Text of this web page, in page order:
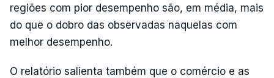
regiões com pior desempenho são, em média, mais
do que o dobro das observadas naquelas com
melhor desempenho.
O relatório salienta também que o comércio e as